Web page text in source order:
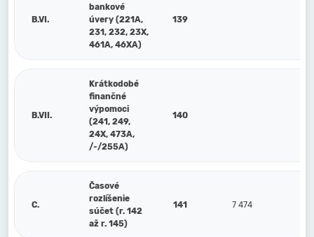
B.VI.
bankové
úvery (221A,
231, 232, 23X,
461A, 46XA)
139
B.VII.
Krátkodobé
finančné
výpomoci
(241, 249,
24X, 473A,
/-/255A)
140
C.
Časové
rozlíšenie
súčet (r. 142
až r. 145)
141 7 474